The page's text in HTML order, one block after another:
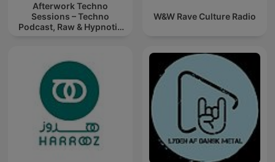
Afterwork Techno
Sessions – Techno
Podcast, Raw & Hypnotic
W&W Rave Culture Radio